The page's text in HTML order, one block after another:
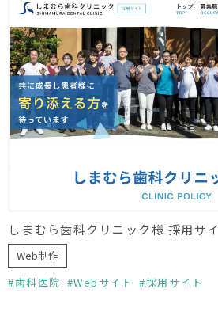
しまむら歯科クリニック様 採用サ
Web制作
歯科医院
Webサイト
採用サイト